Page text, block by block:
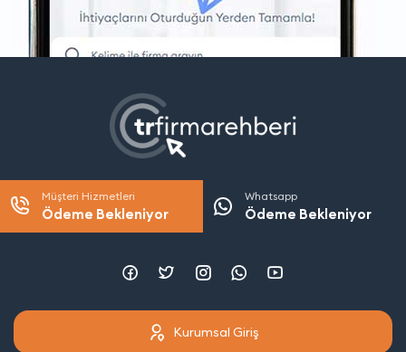
Müşteri Hizmetleri
Ödeme Bekleniyor
Whatsapp
Ödeme Bekleniyor
Kurumsal Giriş